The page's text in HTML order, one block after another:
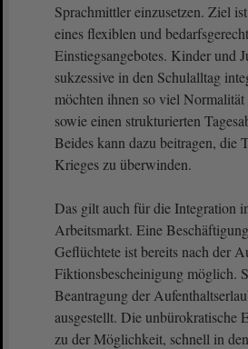
Sprachmittler einzusetzen. Ziel
eines flexiblen und
Einstiegsangebotes. Kinder und
sukzessive in den Schulalltag
möchten ihnen so viel
sowie einen strukturierten
Beides kann dazu beitragen, die
Krieges zu überwinden.
Das gilt auch für die Integration
Arbeitsmarkt. Eine
Geflüchtete ist bereits nach der
Fiktionsbescheinigung möglich.
Beantragung der
ausgestellt. Die unbürokratische
zu der Möglichkeit, schnell in